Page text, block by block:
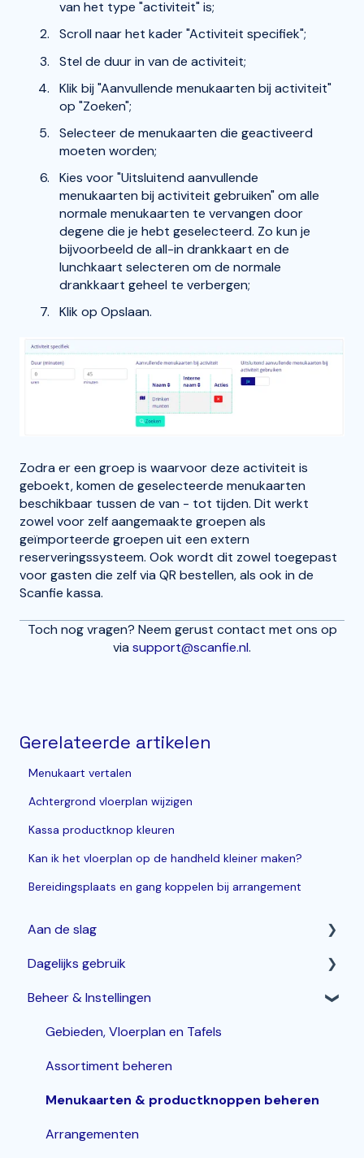
van het type "activiteit" is;
Scroll naar het kader "Activiteit specifiek";
Stel de duur in van de activiteit;
Klik bij "Aanvullende menukaarten bij activiteit"
op "Zoeken";
Selecteer de menukaarten die geactiveerd
moeten worden;
Kies voor "Uitsluitend aanvullende
menukaarten bij activiteit gebruiken" om alle
normale menukaarten te vervangen door
degene die je hebt geselecteerd. Zo kun je
bijvoorbeeld de all-in drankkaart en de
lunchkaart selecteren om de normale
drankkaart geheel te verbergen;
Klik op Opslaan.
Zodra er een groep is waarvoor deze activiteit is
geboekt, komen de geselecteerde menukaarten
beschikbaar tussen de van - tot tijden. Dit werkt
zowel voor zelf aangemaakte groepen als
geïmporteerde groepen uit een extern
reserveringssysteem. Ook wordt dit zowel toegepast
voor gasten die zelf via QR bestellen, als ook in de
Scanfie kassa.
Toch nog vragen? Neem gerust contact met ons op
via support@scanfie.nl.
Gerelateerde artikelen
Menukaart vertalen
Achtergrond vloerplan wijzigen
Kassa productknop kleuren
Kan ik het vloerplan op de handheld kleiner maken?
Bereidingsplaats en gang koppelen bij arrangement
Aan de slag
Horeca Kassasysteem
Webshop: Afhaal- en Bezorgen
Bestelzuil en Kiosk-QR
Dagelijks gebruik
Betalen & corrigeren
Bestellingen invoeren & bewerken
Korting
Inloggen, In- en Uitklokken
KDS / Bestellingenscherm
Beheer & Instellingen
Gebieden, Vloerplan en Tafels
Assortiment beheren
Menukaarten & productknoppen beheren
Arrangementen